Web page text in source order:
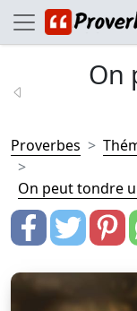
On
Proverbes
On peut tondre